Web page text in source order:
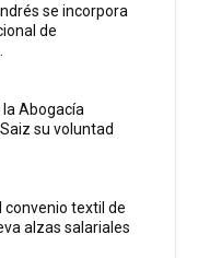
se incorpora
de
la Abogacía
su voluntad
convenio textil de
alzas salariales